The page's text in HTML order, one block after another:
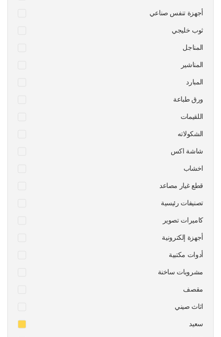
أجهزة تنفس صناعي
ثوب خليجي
المناجل
المناشير
المبارد
ورق طباعة
اللقيمات
الشكولاته
شاشة اكس
اخشاب
قطع غيار مصاعد
تصنيفات رئيسية
كاميرات تصوير
أجهزة إلكترونية
أدوات مكتبية
مشروبات ساخنة
مقصف
اثاث صيني
سعيد